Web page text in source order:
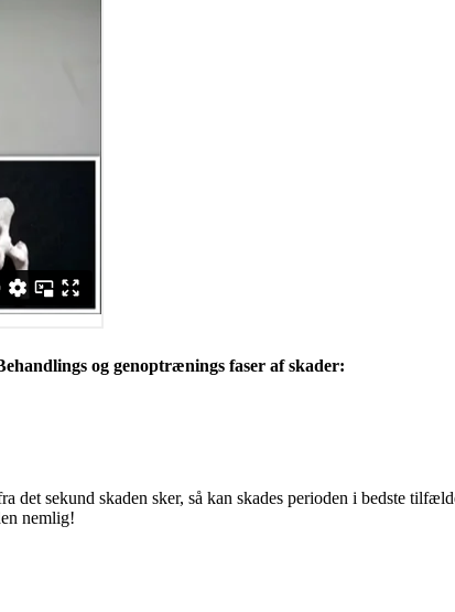
og genoptrænings faser af skader:
det sekund skaden sker, så kan skades perioden i bedste
nemlig!